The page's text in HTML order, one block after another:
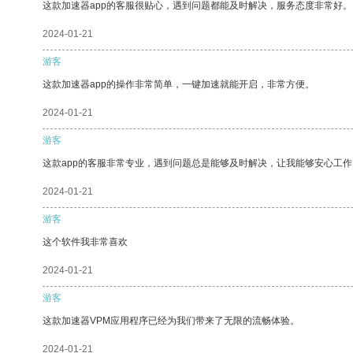
这款加速器app的客服很贴心，遇到问题都能及时解决，服务态度非常好。
2024-01-21
游客
这款加速器app的操作非常简单，一键加速就能开启，非常方便。
2024-01-21
游客
这款app的客服非常专业，遇到问题总是能够及时解决，让我能够安心工
2024-01-21
游客
这个软件我非常喜欢
2024-01-21
游客
这款加速器VPM应用程序已经为我们带来了无限的流畅体验。
2024-01-21